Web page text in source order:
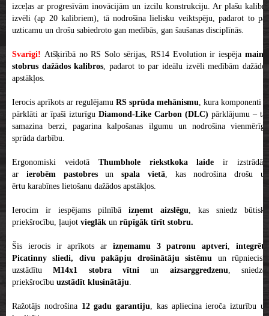
izceļas ar progresīvām inovācijām un izcilu konstrukciju. Ar plašu kalibru
izvēli (ap 20 kalibriem), tā nodrošina lielisku veiktspēju, padarot to par
uzticamu un drošu sabiedroto gan medībās, gan šaušanas disciplīnās.
Svarīgi! Atšķirībā no RS Solo sērijas, RS14 Evolution ir iespējamainīt
stobrus dažādos kalibros , padarot to par ideālu izvēli medībām dažādos
apstākļos.
Ierocis aprīkots ar regulējamu RS sprūda mehānismu , kura komponenti ir
pārklāti ar īpaši izturīgu Diamond-Like Carbon (DLC) pārklājumu – tas
samazina berzi, pagarina kalpošanas ilgumu un nodrošina vienmērīgu
sprūda darbību.
Ergonomiski veidotā Thumbhole riekstkoka laide ir izstrādāta
ar ierobēm pastobresunspala vietā, kas nodrošina drošu un
ērtu karabīnes lietošanu dažādos apstākļos.
Ierocim ir iespējams pilnībā izņemt aizslēgu , kas sniedz būtisku
priekšrocību, ļaujot vieglāk un rūpīgāk tīrīt stobru.
Šis ierocis ir aprīkots ar izņemamu 3 patronu aptveri
integrētu
Picatinny sliedi, divu pakāpju drošinātāju sistēmu un rūpnieciski
uzstādītuM14x1 stobra vītni un aizsarggredzenu , sniedzot
priekšrocību uzstādīt klusinātāju
Ražotājs nodrošina 12 gadu garantiju , kas apliecina ieroča izturību un